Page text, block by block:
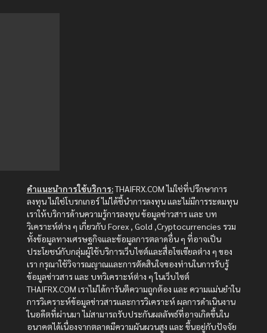
คำแนะนำการใช้บริการ:THAIFRX.COM ไม่ใช่ที่ปรึกษาการ
ลงทุน ไม่ใช่โบรกเกอร์ ไม่ได้ชี้นำการลงทุน และไม่มีการระดมทุน
เราให้บริการด้านความรู้การลงทุน ข้อมูลข่าวสาร และ บท
วิเคราะห์ต่าง ๆ เกี่ยวกับ Forex , Gold ,Cryptocurrencies รวม
ทั้งข้อมูลทางเศรษฐกิจและข้อมูลการตลาดอื่น ๆ ที่อาจเป็น
ประโยชน์กับกลุ่มผู้ใช้บริการเว็บไซต์และสื่อโซเซียลต่าง ๆ ของ
เรา กรุณาใช้วิจารณญาณและการตัดสินใจของท่านในการรับรู้
ข้อมูลข่าวสาร และ บทวิเคราะห์ต่าง ๆ ในเว็บไซต์
THAIFRX.COM เราไม่ได้การันตีความถูกต้อง และ ความแม่นยำใน
การวิเคราะห์ข้อมูลข่าวสารและการวิเคราะห์ ผลการดำเนินงาน
ในอดีตที่ผ่านมา ไม่สามารถรับประกันผลลัพธ์ที่อาจเกิดขึ้นใน
อนาคตได้เนื่องจากตลาดมีความผันผวนสูง และ ขึ้นอยู่กับปัจจัย